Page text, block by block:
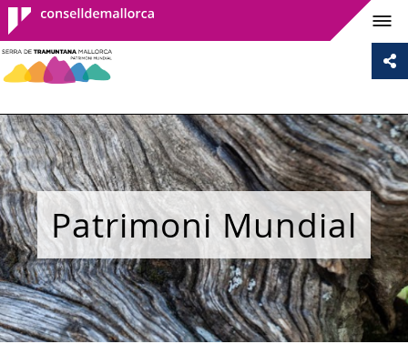
Consell de
Mallorca
Patrimoni Mundial